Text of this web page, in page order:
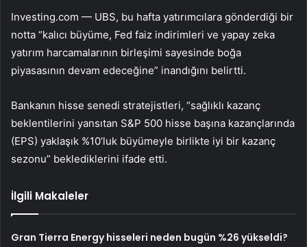
Investing.com — UBS, bu hafta yatırımcılara gönderdiği bir
notta “kalıcı büyüme, Fed faiz indirimleri ve yapay zeka
yatırım harcamalarının birleşimi sayesinde boğa
piyasasının devam edeceğine” inandığını belirtti.
Bankanın hisse senedi stratejistleri, “sağlıklı kazanç
beklentilerini yansıtan S&P 500 hisse başına kazançlarında
(EPS) yaklaşık %10’luk büyümeyle birlikte iyi bir kazanç
sezonu” beklediklerini ifade etti.
İlgili Makaleler
Gran Tierra Energy hisseleri neden bugün %26 yükseldi?